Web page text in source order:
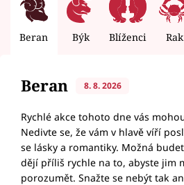
Beran Býk Blíženci Rak
Beran 8. 8. 2026
Rychlé akce tohoto dne vás
Nedivte se, že vám v hlavě víří
se lásky a romantiky. Možná
dějí příliš rychle na to, abyste jim
porozumět. Snažte se nebýt tak